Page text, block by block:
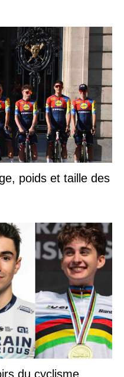
poids et taille des
du cyclisme